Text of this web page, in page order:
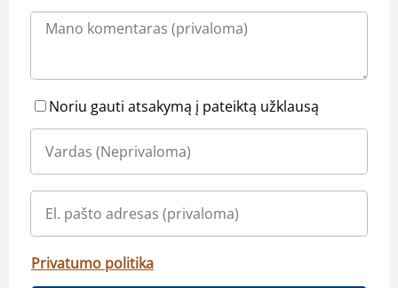
Noriu gauti atsakymą į pateiktą užklausą
Privatumo politika